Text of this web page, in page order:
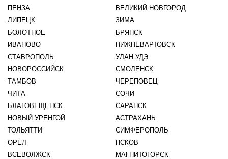
ПЕНЗА
ВЕЛИКИЙ НОВГОРОД
ЛИПЕЦК
ЗИМА
БОЛОТНОЕ
БРЯНСК
ИВАНОВО
НИЖНЕВАРТОВСК
СТАВРОПОЛЬ
УЛАН УДЭ
НОВОРОССИЙСК
СМОЛЕНСК
ТАМБОВ
ЧЕРЕПОВЕЦ
ЧИТА
СОЧИ
БЛАГОВЕЩЕНСК
САРАНСК
НОВЫЙ УРЕНГОЙ
АСТРАХАНЬ
ТОЛЬЯТТИ
СИМФЕРОПОЛЬ
ОРЁЛ
ПСКОВ
ВСЕВОЛЖСК
МАГНИТОГОРСК